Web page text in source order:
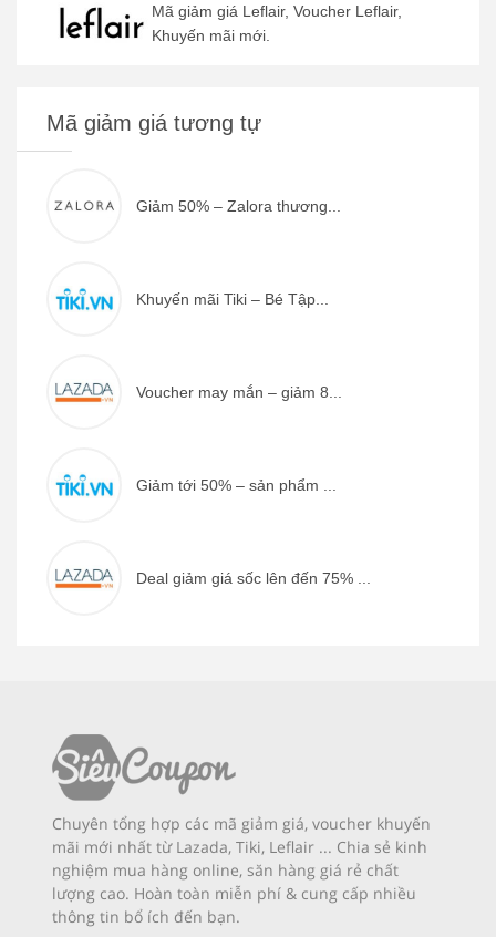
Mã giảm giá Leflair, Voucher Leflair,
Khuyến mãi mới.
Mã giảm giá tương tự
Giảm 50% – Zalora thương...
Khuyến mãi Tiki – Bé Tập...
Voucher may mắn – giảm 8...
Giảm tới 50% – sản phẩm ...
Deal giảm giá sốc lên đến 75% ...
Chuyên tổng hợp các mã giảm giá, voucher khuyến
mãi mới nhất từ Lazada, Tiki, Leflair ... Chia sẻ kinh
nghiệm mua hàng online, săn hàng giá rẻ chất
lượng cao. Hoàn toàn miễn phí & cung cấp nhiều
thông tin bổ ích đến bạn.